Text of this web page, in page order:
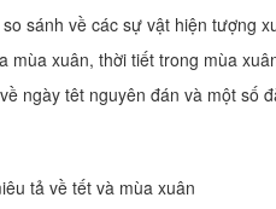
sánh về các sự vật hiện tượng
mùa xuân, thời tiết trong mùa
ngày têt nguyên đán và một số
tả về tết và mùa xuân